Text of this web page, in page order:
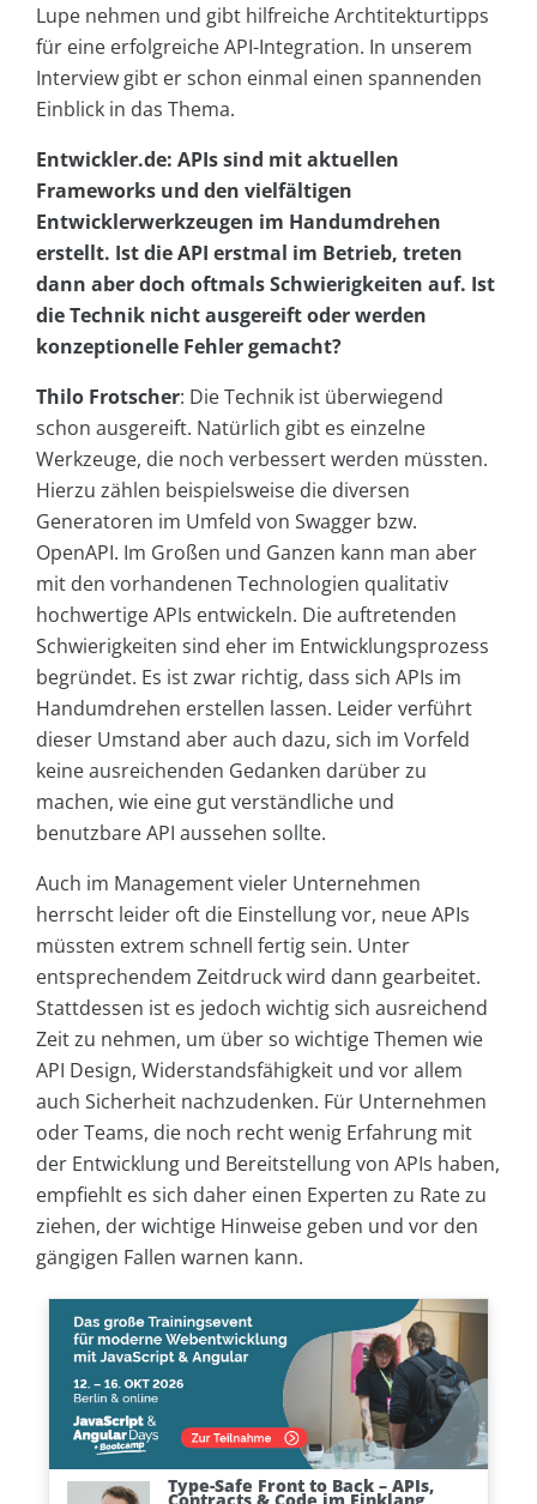
Lupe nehmen und gibt hilfreiche Archtitekturtipps
für eine erfolgreiche API-Integration. In unserem
Interview gibt er schon einmal einen spannenden
Einblick in das Thema.
Entwickler.de: APIs sind mit aktuellen
Frameworks und den vielfältigen
Entwicklerwerkzeugen im Handumdrehen
erstellt. Ist die API erstmal im Betrieb, treten
dann aber doch oftmals Schwierigkeiten auf. Ist
die Technik nicht ausgereift oder werden
konzeptionelle Fehler gemacht?
Thilo Frotscher: Die Technik ist überwiegend
schon ausgereift. Natürlich gibt es einzelne
Werkzeuge, die noch verbessert werden müssten.
Hierzu zählen beispielsweise die diversen
Generatoren im Umfeld von Swagger bzw.
OpenAPI. Im Großen und Ganzen kann man aber
mit den vorhandenen Technologien qualitativ
hochwertige APIs entwickeln. Die auftretenden
Schwierigkeiten sind eher im Entwicklungsprozess
begründet. Es ist zwar richtig, dass sich APIs im
Handumdrehen erstellen lassen. Leider verführt
dieser Umstand aber auch dazu, sich im Vorfeld
keine ausreichenden Gedanken darüber zu
machen, wie eine gut verständliche und
benutzbare API aussehen sollte.
Auch im Management vieler Unternehmen
herrscht leider oft die Einstellung vor, neue APIs
müssten extrem schnell fertig sein. Unter
entsprechendem Zeitdruck wird dann gearbeitet.
Stattdessen ist es jedoch wichtig sich ausreichend
Zeit zu nehmen, um über so wichtige Themen wie
API Design, Widerstandsfähigkeit und vor allem
auch Sicherheit nachzudenken. Für Unternehmen
oder Teams, die noch recht wenig Erfahrung mit
der Entwicklung und Bereitstellung von APIs haben,
empfiehlt es sich daher einen Experten zu Rate zu
ziehen, der wichtige Hinweise geben und vor den
gängigen Fallen warnen kann.